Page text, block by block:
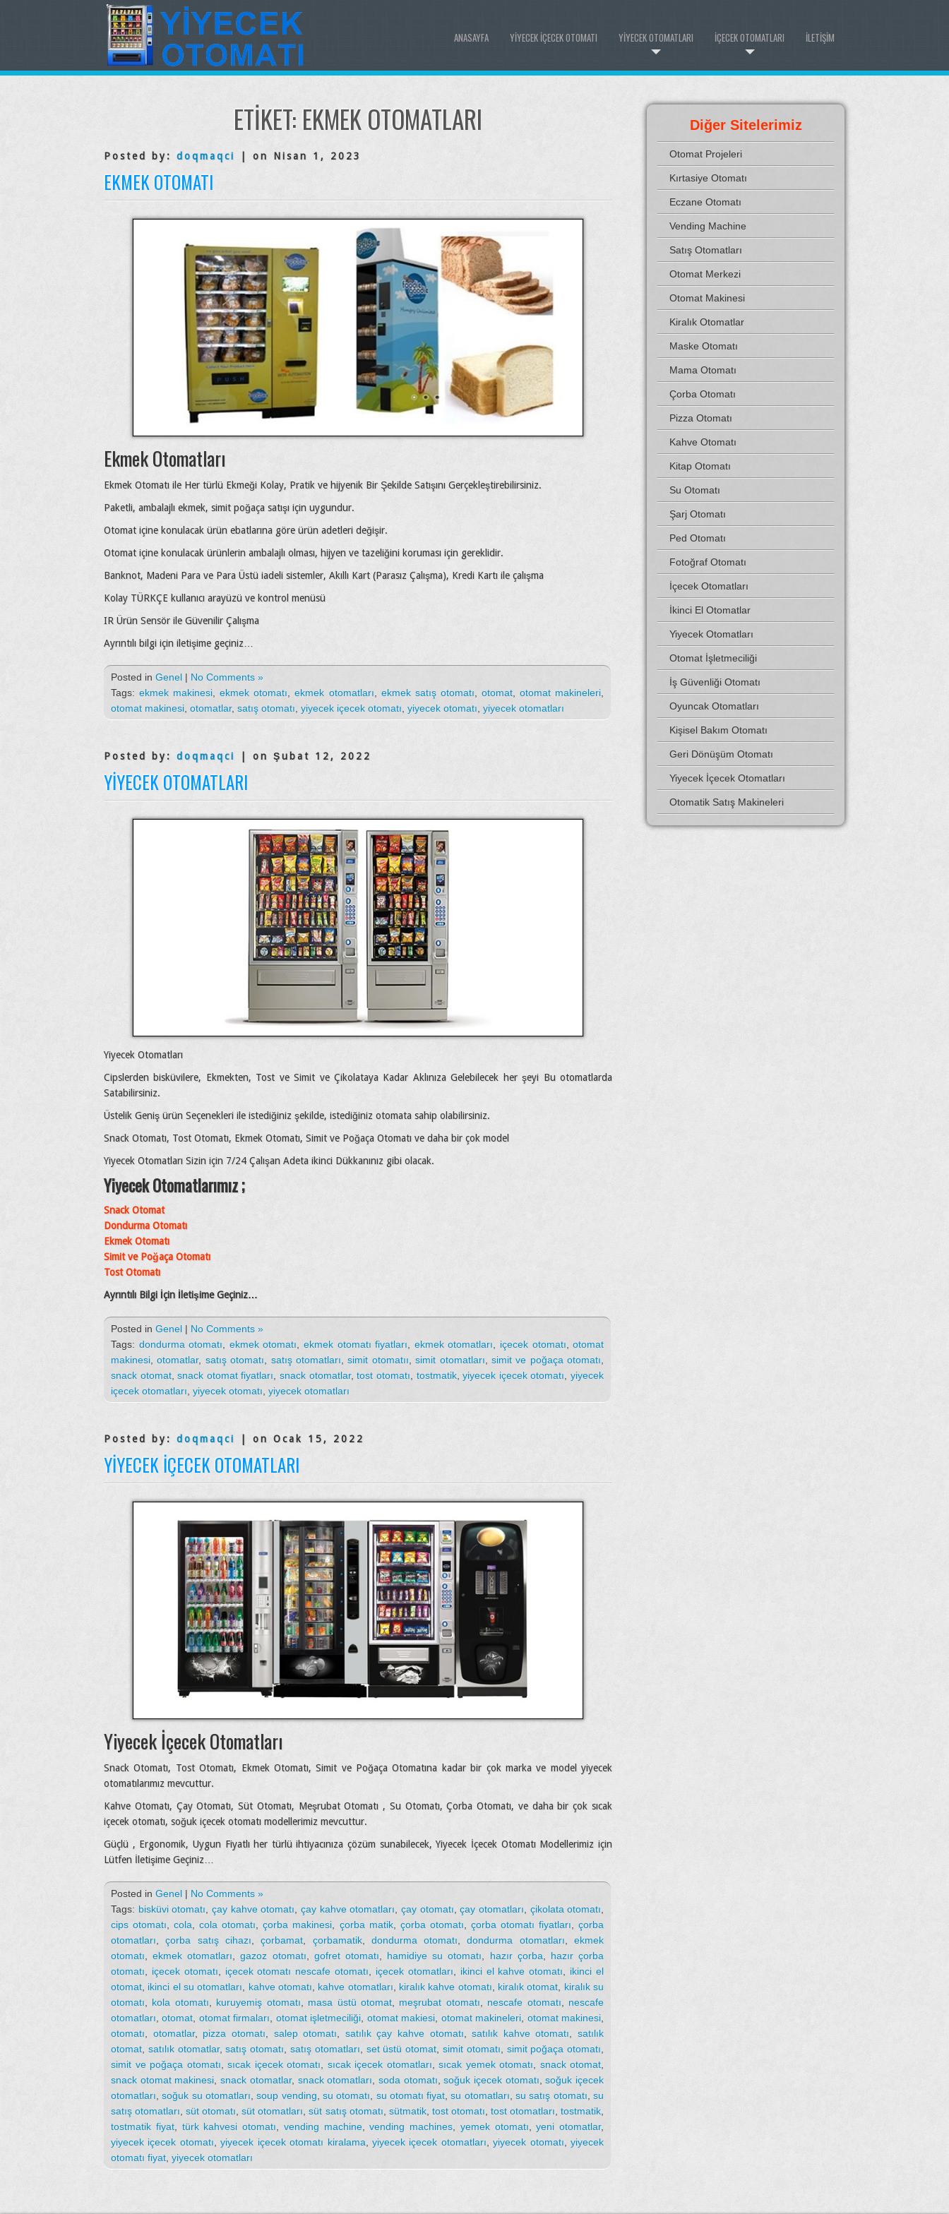
İLETIŞIM
İÇECEK OTOMATLARI
YIYECEK OTOMATLARI
YIYECEK İÇECEK OTOMATI
ANASAYFA
ETIKET: EKMEK OTOMATLARI
Posted by: doqmaqci | on Nisan 1, 2023
EKMEK OTOMATI
Ekmek Otomatları
Ekmek Otomatı ile Her türlü Ekmeği Kolay, Pratik ve hijyenik Bir Şekilde Satışını Gerçekleştirebilirsiniz.
Paketli, ambalajlı ekmek, simit poğaça satışı için uygundur.
Otomat içine konulacak ürün ebatlarına göre ürün adetleri değişir.
Otomat içine konulacak ürünlerin ambalajlı olması, hijyen ve tazeliğini koruması için gereklidir.
Banknot, Madeni Para ve Para Üstü iadeli sistemler, Akıllı Kart (Parasız Çalışma), Kredi Kartı ile çalışma
Kolay TÜRKÇE kullanıcı arayüzü ve kontrol menüsü
IR Ürün Sensör ile Güvenilir Çalışma
Ayrıntılı bilgi için iletişime geçiniz…
Posted in Genel | No Comments »
Tags:ekmek makinesi ,ekmek otomatı ,ekmek otomatları ekmek satış otomatı otomat,otomat makineleri
otomat makinesi otomatlar, satış otomatı yiyecek içecek otomatı yiyecek otomatı yiyecek otomatları
Posted by: doqmaqci | on Şubat 12, 2022
YIYECEK OTOMATLARI
Yiyecek Otomatları
Cipslerden bisküvilere, Ekmekten, Tost ve Simit ve Çikolataya Kadar Aklınıza Gelebilecek her şeyi Bu otomatlarda
Satabilirsiniz.
Üstelik Geniş ürün Seçenekleri ile istediğiniz şekilde, istediğiniz otomata sahip olabilirsiniz.
Snack Otomatı, Tost Otomatı, Ekmek Otomatı, Simit ve Poğaça Otomatı ve daha bir çok model
Yiyecek Otomatları Sizin için 7/24 Çalışan Adeta ikinci Dükkanınız gibi olacak.
Yiyecek Otomatlarımız ;
Snack Otomat
Dondurma Otomatı
Ekmek Otomatı
Simit ve Poğaça Otomatı
Tost Otomatı
Ayrıntılı Bilgi İçin İletişime Geçiniz…
Posted in Genel | No Comments »
Tags: dondurma otomatı ekmek otomatı ekmek otomatı fiyatları ekmek otomatları içecek otomatı ,otomat
makinesi ,otomatlar, satış otomatı satış otomatları ,simit otomatıı ,simit otomatları simit ve poğaça otomatı
snack otomat,snack otomat fiyatları ,snack otomatlar,tost otomatı tostmatik,yiyecek içecek otomatı ,yiyecek
içecek otomatları yiyecek otomatı yiyecek otomatları
Posted by: doqmaqci | on Ocak 15, 2022
YIYECEK İÇECEK OTOMATLARI
Yiyecek İçecek Otomatları
Snack Otomatı, Tost Otomatı, Ekmek Otomatı, Simit ve Poğaça Otomatına kadar bir çok marka ve model yiyecek
otomatılarımız mevcuttur.
Kahve Otomatı, Çay Otomatı, Süt Otomatı, Meşrubat Otomatı , Su Otomatı, Çorba Otomatı, ve daha bir çok sıcak
içecek otomatı, soğuk içecek otomatı modellerimiz mevcuttur.
Güçlü , Ergonomik, Uygun Fiyatlı her türlü ihtiyacınıza çözüm sunabilecek, Yiyecek İçecek Otomatı Modellerimiz için
Lütfen İletişime Geçiniz…
Posted in Genel | No Comments »
Tags: bisküvi otomatı çay kahve otomatı çay kahve otomatları çay otomatı ,çay otomatları çikolata otomatı
cips otomatı ,cola ,cola otomatı ,çorba makinesi çorba matik, çorba otomatı çorba otomatı fiyatları ,çorba
otomatları ,çorba satış cihazı ,çorbamat çorbamatik, dondurma otomatı ,dondurma otomatları ,ekmek
otomatı ,ekmek otomatları ,gazoz otomatı gofret otomatı hamidiye su otomatı hazır çorba
hazır çorba
otomatı
içecek otomatı içecek otomatı nescafe otomatı içecek otomatları ikinci el kahve otomatı
ikinci el
otomat ikinci el su otomatları kahve otomatı kahve otomatları kiralık kahve otomatı kiralık otomat
kiralık su
otomatı
kola otomatı kuruyemiş otomatı masa üstü otomat, meşrubat otomatı nescafe otomatı
nescafe
otomatları ,otomat otomat firmaları otomat işletmeciliği otomat makiesi otomat makineleri otomat makinesi
otomatı
otomatlar, pizza otomatı salep otomatı satılık çay kahve otomatı ,satılık kahve otomatı ,satılık
otomat satılık otomatlar,satış otomatı satış otomatları set üstü otomat simit otomatı simit poğaça otomatı
simit ve poğaça otomatı
sıcak içecek otomatı sıcak içecek otomatları sıcak yemek otomatı snack otomat
snack otomat makinesi ,snack otomatlar, snack otomatları soda otomatı ,soğuk içecek otomatı ,soğuk içecek
otomatları ,soğuk su otomatları ,soup vending su otomatı su otomatı fiyat ,su otomatları ,su satış otomatı su
satış otomatları ,süt otomatı ,süt otomatları ,süt satış otomatı sütmatik, tost otomatı tost otomatları ,tostmatik
tostmatik fiyat, türk kahvesi otomatı vending machine,vending machines yemek otomatı ,yeni otomatlar,
yiyecek içecek otomatı ,yiyecek içecek otomatı kiralama yiyecek içecek otomatları ,yiyecek otomatı ,yiyecek
otomatı fiyat yiyecek otomatları
Diğer Sitelerimiz
Otomat Projeleri
Kırtasiye Otomatı
Eczane Otomatı
Vending Machine
Satış Otomatları
Otomat Merkezi
Otomat Makinesi
Kiralık Otomatlar
Maske Otomatı
Mama Otomatı
Çorba Otomatı
Pizza Otomatı
Kahve Otomatı
Kitap Otomatı
Su Otomatı
Şarj Otomatı
Ped Otomatı
Fotoğraf Otomatı
İçecek Otomatları
İkinci El Otomatlar
Yiyecek Otomatları
Otomat İşletmeciliği
İş Güvenliği Otomatı
Oyuncak Otomatları
Kişisel Bakım Otomatı
Geri Dönüşüm Otomatı
Yiyecek İçecek Otomatları
Otomatik Satış Makineleri